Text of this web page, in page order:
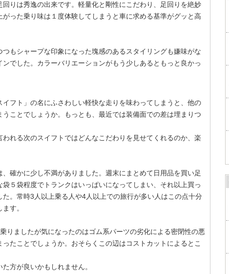
回りは秀逸の出来です。軽量化と剛性にこだわり、足回りを絶妙
った乗り味は１度体験してしまうと車に求める基準がグッと高
もシャープな印象になった塊感のあるスタイリングも嫌味がな
でした。カラーバリエーションがもう少しあるともっと良かっ
フト」の名にふさわしい軽快な走りを味わってしまうと、他の
ことでしょうか。もっとも、最近では装備面での差は埋まりつ
れる次のスイフトではどんなこだわりを見せてくれるのか、楽
確かに少し不満がありました。週末にまとめて日用品を買い足
５袋程度でトランクはいっぱいになってしまい、それ以上買っ
。常時3人以上乗る人や4人以上での旅行が多い人はこの点十分
す。
りましたが気になったのはゴム系パーツの劣化による密閉性の悪
たことでしょうか。おそらくこの辺はコストカットによるとこ
方が良いかもしれません。